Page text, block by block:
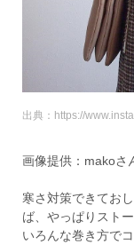
出典：https://
画像提供：makoさ
寒さ対策できてお
ば、やっぱりスト
いろんな巻き方で